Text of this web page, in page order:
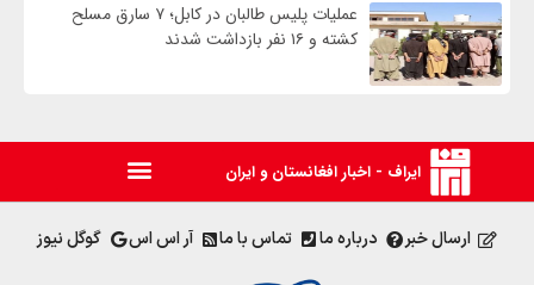
عملیات پلیس طالبان در کابل؛ ۷ سارق مسلح
کشته و ۱۶ نفر بازداشت شدند
ایراف - اخبار افغانستان و ایران
ارسال خبر درباره ما تماس با ما آر اس اس گوگل نیوز